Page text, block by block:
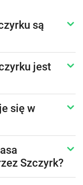
są
jest
się w
Szczyrk?